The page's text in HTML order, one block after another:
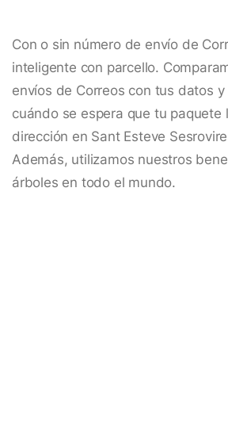
Con o sin número de envío de
inteligente con parcello.
envíos de Correos con tus datos
cuándo se espera que tu paquete
dirección en Sant Esteve
Además, utilizamos nuestros
árboles en todo el mundo.